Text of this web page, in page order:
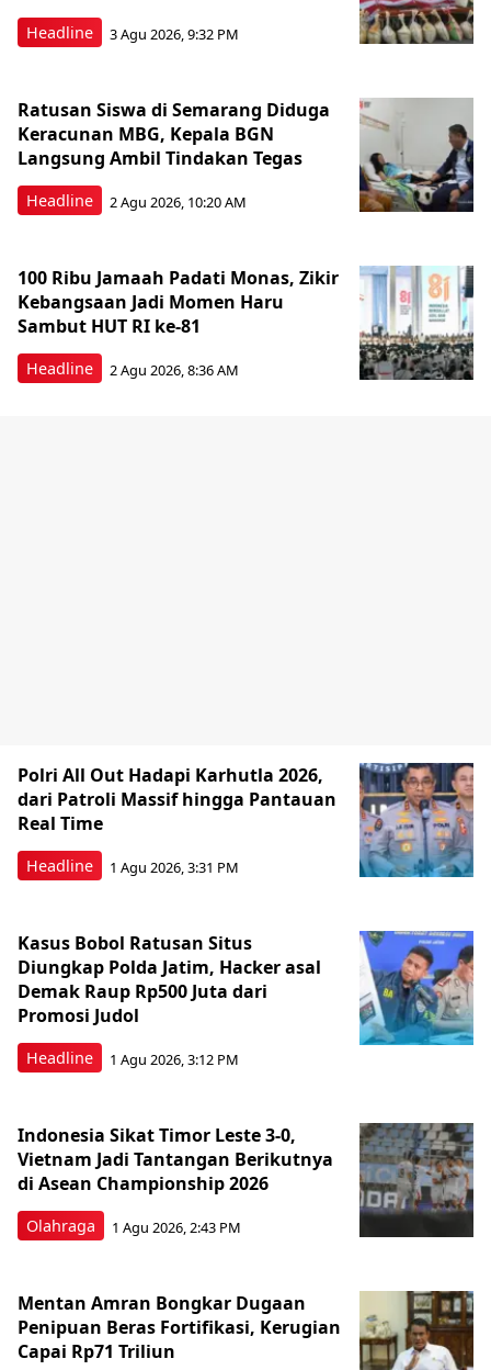
Headline 3 Agu 2026, 9:32 PM
Headline
Ratusan Siswa di Semarang Diduga
Keracunan MBG, Kepala BGN
Langsung Ambil Tindakan Tegas
2 Agu 2026, 10:20 AM
Headline
100 Ribu Jamaah Padati Monas, Zikir
Kebangsaan Jadi Momen Haru
Sambut HUT RI ke-81
2 Agu 2026, 8:36 AM
Headline
Polri All Out Hadapi Karhutla 2026,
dari Patroli Massif hingga Pantauan
Real Time
1 Agu 2026, 3:31 PM
Headline
Kasus Bobol Ratusan Situs
Diungkap Polda Jatim, Hacker asal
Demak Raup Rp500 Juta dari
Promosi Judol
1 Agu 2026, 3:12 PM
Olahraga
Indonesia Sikat Timor Leste 3-0,
Vietnam Jadi Tantangan Berikutnya
di Asean Championship 2026
1 Agu 2026, 2:43 PM
Mentan Amran Bongkar Dugaan
Penipuan Beras Fortifikasi, Kerugian
Capai Rp71 Triliun